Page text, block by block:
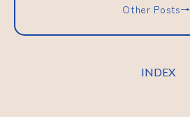
Other Posts→
INDEX